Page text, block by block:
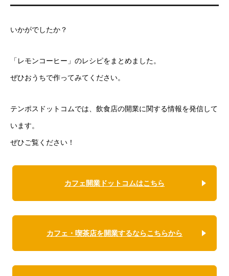
いかがでしたか？
「レモンコーヒー」のレシピをまとめました。
ぜひおうちで作ってみてください。
テンポスドットコムでは、飲食店の開業に関する情報を発信して
います。
ぜひご覧ください！
カフェ開業ドットコムはこちら
カフェ・喫茶店を開業するならこちらから